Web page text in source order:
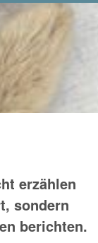
erzählen
sondern
berichten.